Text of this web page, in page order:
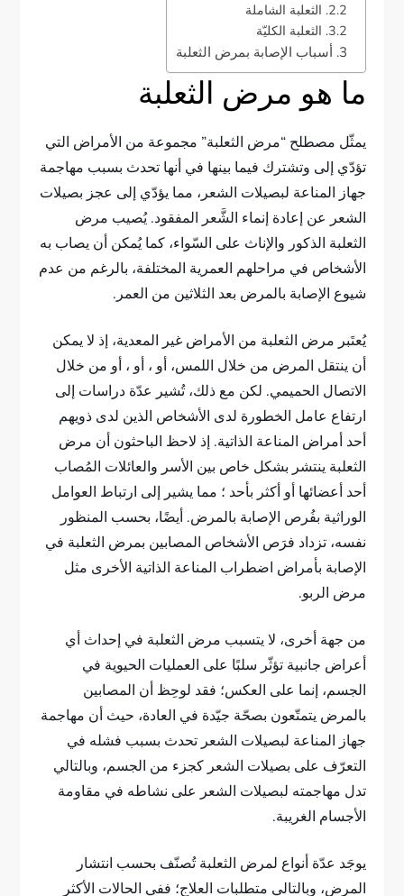
الثعلبة الشاملة
الثعلبة الكليّة
أسباب الإصابة بمرض الثعلبة
ما هو مرض الثعلبة
يمثّل مصطلح “مرض الثعلبة” مجموعة من الأمراض التي
تؤدّي إلى وتشترك فيما بينها في أنها تحدث بسبب مهاجمة
جهاز المناعة لبصيلات الشعر، مما يؤدّي إلى عجز بصيلات
الشعر عن إعادة إنماء الشَّعر المفقود. يُصيب مرض
الثعلبة الذكور والإناث على السّواء، كما يُمكن أن يصاب به
الأشخاص في مراحلهم العمرية المختلفة، بالرغم من عدم
شيوع الإصابة بالمرض بعد الثلاثين من العمر.
يُعتَبر مرض الثعلبة من الأمراض غير المعدية، إذ لا يمكن
أن ينتقل المرض من خلال اللمس، أو ، أو ، أو من خلال
الاتصال الحميمي. لكن مع ذلك، تُشير عدّة دراسات إلى
ارتفاع عامل الخطورة لدى الأشخاص الذين لدى ذويهم
أحد أمراض المناعة الذاتية. إذ لاحظ الباحثون أن مرض
الثعلبة ينتشر بشكل خاص بين الأسر والعائلات المُصاب
أحد أعضائها أو أكثر بأحد ؛ مما يشير إلى ارتباط العوامل
الوراثية بفُرص الإصابة بالمرض. أيضًا، بحسب المنظور
نفسه، تزداد فرَص الأشخاص المصابين بمرض الثعلبة في
الإصابة بأمراض اضطراب المناعة الذاتية الأخرى مثل
مرض الربو.
من جهة أخرى، لا يتسبب مرض الثعلبة في إحداث أي
أعراض جانبية تؤثّر سلبًا على العمليات الحيوية في
الجسم، إنما على العكس؛ فقد لوحِظ أن المصابين
بالمرض يتمتّعون بصحّة جيّدة في العادة، حيث أن مهاجمة
جهاز المناعة لبصيلات الشعر تحدث بسبب فشله في
التعرّف على بصيلات الشعر كجزء من الجسم، وبالتالي
تدل مهاجمته لبصيلات الشعر على نشاطه في مقاومة
الأجسام الغريبة.
يوجَد عدّة أنواع لمرض الثعلبة تُصنّف بحسب انتشار
المرض، وبالتالي متطلبات العلاج؛ ففي الحالات الأكثر